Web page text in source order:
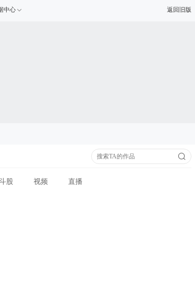
中心 返回旧版
股 视频 直播